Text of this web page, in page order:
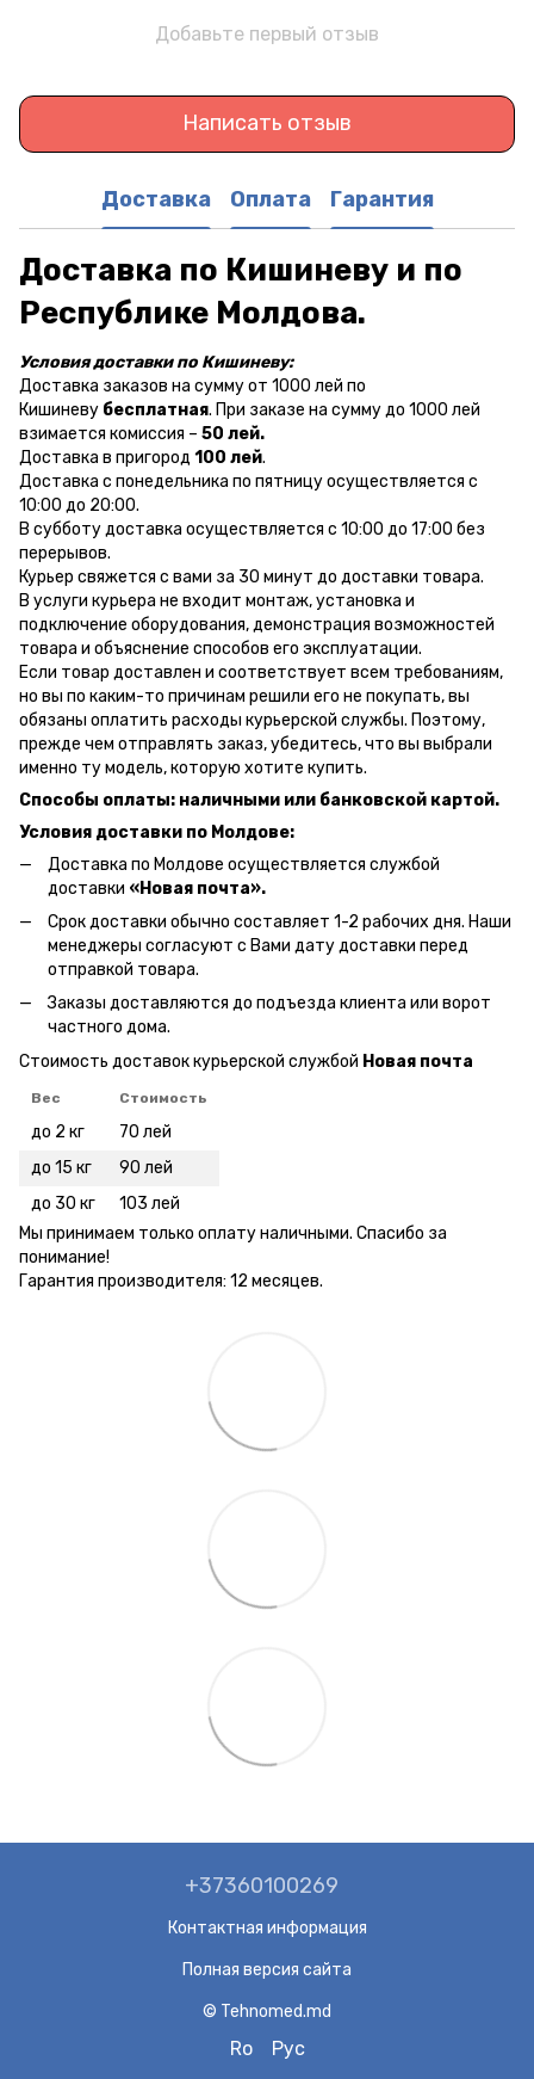
Добавьте первый отзыв
Написать отзыв
Доставка Оплата Гарантия
Доставка по Кишиневу и по
Республике Молдова.
Условия доставки по Кишиневу:
Доставка заказов на сумму от 1000 лей по
Кишиневу бесплатная. При заказе на сумму до 1000 лей
взимается комиссия – 50 лей.
Доставка в пригород 100 лей.
Доставка с понедельника по пятницу осуществляется с
10:00 до 20:00.
В субботу доставка осуществляется с 10:00 до 17:00 без
перерывов.
Курьер свяжется с вами за 30 минут до доставки товара.
В услуги курьера не входит монтаж, установка и
подключение оборудования, демонстрация возможностей
товара и объяснение способов его эксплуатации.
Если товар доставлен и соответствует всем требованиям,
но вы по каким-то причинам решили его не покупать, вы
обязаны оплатить расходы курьерской службы. Поэтому,
прежде чем отправлять заказ, убедитесь, что вы выбрали
именно ту модель, которую хотите купить.
Способы оплаты: наличными или банковской картой.
Условия доставки по Молдове:
Доставка по Молдове осуществляется службой
доставки «Новая почта».
Срок доставки обычно составляет 1-2 рабочих дня. Наши
менеджеры согласуют с Вами дату доставки перед
отправкой товара.
Заказы доставляются до подъезда клиента или ворот
частного дома.
Стоимость доставок курьерской службой Новая почта
Вес Стоимость
до 2 кг
70 лей
до 15 кг
90 лей
до 30 кг
103 лей
Мы принимаем только оплату наличными. Спасибо за
понимание!
Гарантия производителя: 12 месяцев.
+37360100269
Контактная информация
Полная версия сайта
© Tehnomed.md
Ro Рус